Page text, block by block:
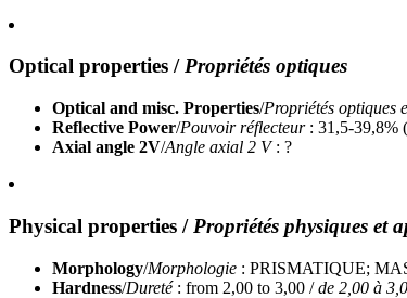
Optical properties /Propriétés optiques
Optical and misc. Properties/Propriétés optiques
Reflective Power/Pouvoir réflecteur: 31,5-39,8%
Axial angle 2V/Angle axial 2 V: ?
Physical properties / Propriétés physiques et
Morphology/Morphologie : PRISMATIQUE;
Hardness/Dureté: from 2,00 to 3,00 /de 2,00 à